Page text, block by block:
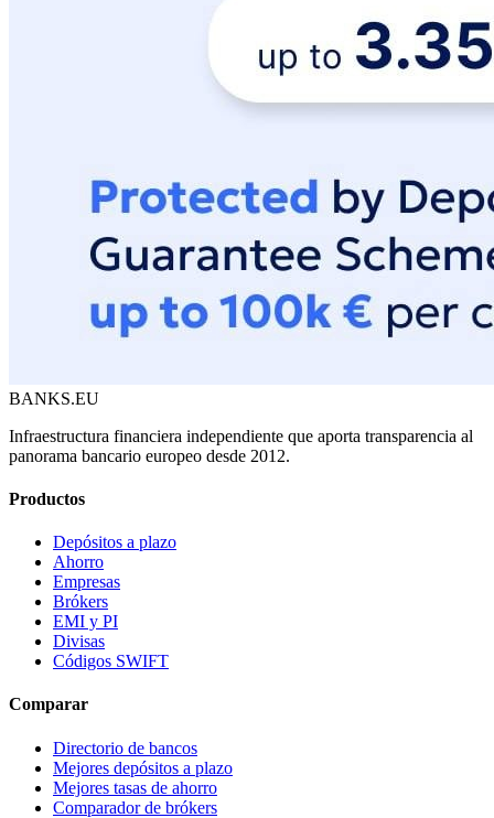
BANKS.EU
Infraestructura financiera independiente que aporta transparencia al
panorama bancario europeo desde 2012.
Productos
Depósitos a plazo
Ahorro
Empresas
Brókers
EMI y PI
Divisas
Códigos SWIFT
Comparar
Directorio de bancos
Mejores depósitos a plazo
Mejores tasas de ahorro
Comparador de brókers